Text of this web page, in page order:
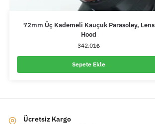
72mm Üç Kademeli Kauçuk Parasoley, Lens
Hood
342.01₺
Sepete Ekle
Ücretsiz Kargo